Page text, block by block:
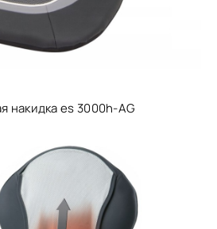
накидка es 3000h-AG